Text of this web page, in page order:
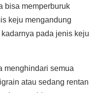
bisa memperburuk
keju mengandung
pada jenis keju
menghindari semua
atau sedang rentan